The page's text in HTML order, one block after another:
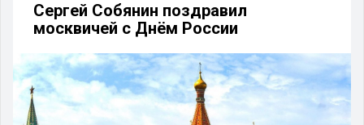
Сергей Собянин поздравил
москвичей с Днём России